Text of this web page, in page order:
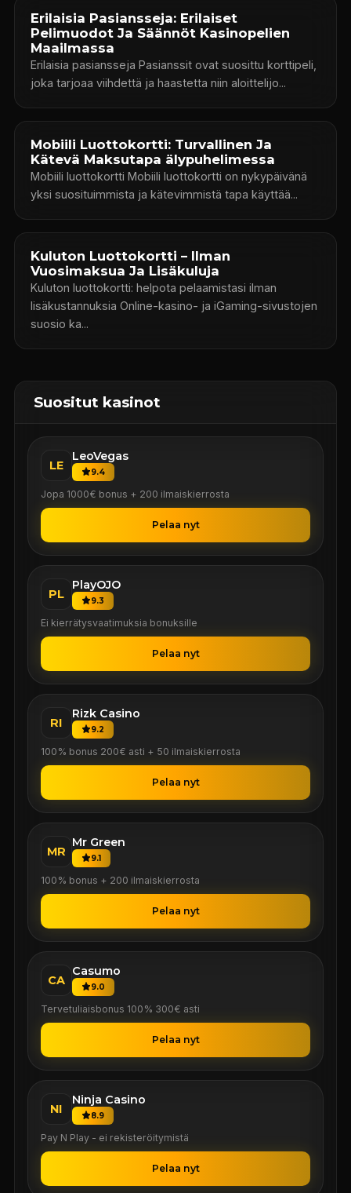
Erilaisia Pasiansseja: Erilaiset
Pelimuodot Ja Säännöt Kasinopelien
Maailmassa
Erilaisia pasiansseja Pasianssit ovat suosittu korttipeli,
joka tarjoaa viihdettä ja haastetta niin aloittelijo...
Mobiili Luottokortti: Turvallinen Ja
Kätevä Maksutapa älypuhelimessa
Mobiili luottokortti Mobiili luottokortti on nykypäivänä
yksi suosituimmista ja kätevimmistä tapa käyttää...
Kuluton Luottokortti – Ilman
Vuosimaksua Ja Lisäkuluja
Kuluton luottokortti: helpota pelaamistasi ilman
lisäkustannuksia Online-kasino- ja iGaming-sivustojen
suosio ka...
Suositut kasinot
LE
LeoVegas
9.4
Jopa 1000€ bonus + 200 ilmaiskierrosta
Pelaa nyt
PL
PlayOJO
9.3
Ei kierrätysvaatimuksia bonuksille
Pelaa nyt
RI
Rizk Casino
9.2
100% bonus 200€ asti + 50 ilmaiskierrosta
Pelaa nyt
MR
Mr Green
9.1
100% bonus + 200 ilmaiskierrosta
Pelaa nyt
CA
Casumo
9.0
Tervetuliaisbonus 100% 300€ asti
Pelaa nyt
NI
Ninja Casino
8.9
Pay N Play - ei rekisteröitymistä
Pelaa nyt